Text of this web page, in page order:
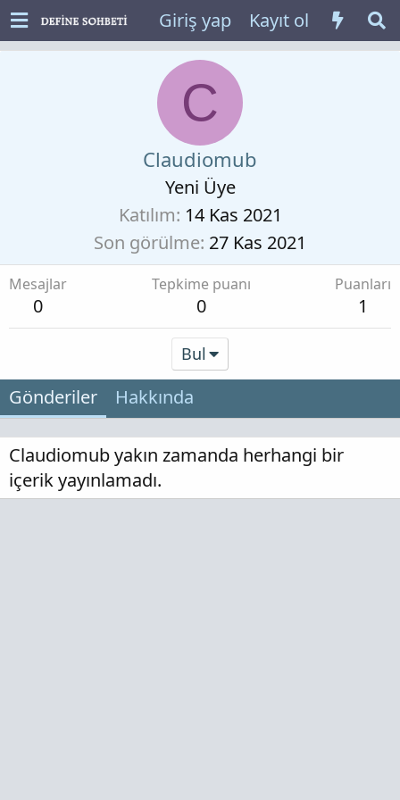
Giriş yap Kayıt ol
C
Claudiomub
Yeni Üye
Katılım 14 Kas 2021
Son görülme 27 Kas 2021
Mesajlar
0
Tepkime puanı
0
Puanları
1
Bul
Gönderiler Hakkında
Claudiomub yakın zamanda herhangi bir
içerik yayınlamadı.